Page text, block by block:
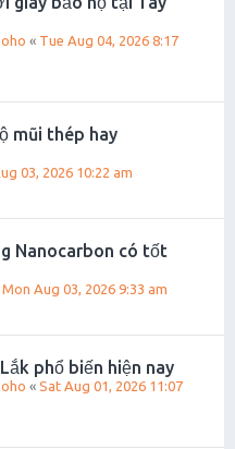
« Tue Aug 04, 2026 8:17
mũi thép hay
03, 2026 10:22 am
Nanocarbon có tốt
Mon Aug 03, 2026 9:33 am
phổ biến hiện nay
« Sat Aug 01, 2026 11:07